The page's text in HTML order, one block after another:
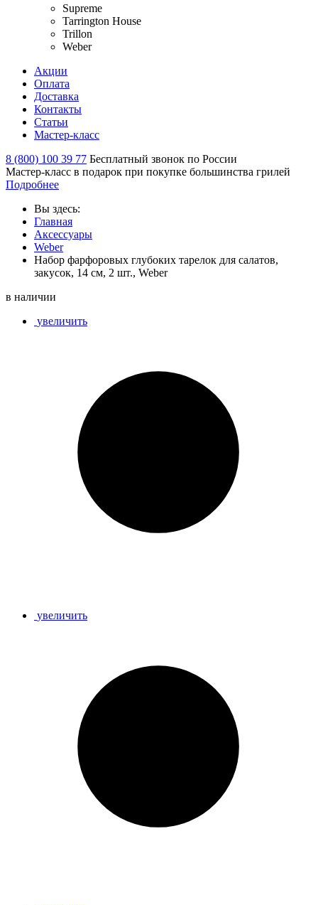
Supreme
Tarrington House
Trillon
Weber
Акции
Оплата
Доставка
Контакты
Статьи
Мастер-класс
8 (800) 100 39 77 Бесплатный звонок по России
Мастер-класс в подарок при покупке большинства грилей
Подробнее
Вы здесь:
Главная
Аксессуары
Weber
Набор фарфоровых глубоких тарелок для салатов,
закусок, 14 см, 2 шт., Weber
в наличии
увеличить
увеличить